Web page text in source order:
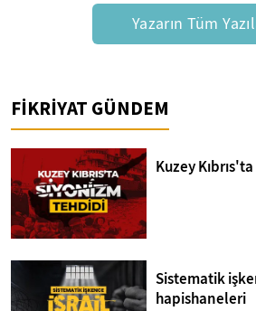
Yazarın Tüm
FİKRİYAT GÜNDEM
Kuzey
Sistematik
hapishaneleri